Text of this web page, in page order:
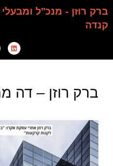
ברק רוזן - מנכ"ל
קנדה
ברק רוזן – דה